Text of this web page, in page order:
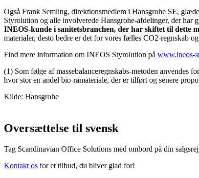
Også Frank Semling, direktionsmedlem i Hansgrohe SE,
Styrolution og alle involverede Hansgrohe-afdelinger, der
INEOS-kunde i sanitetsbranchen, der har skiftet til dette
materialer, desto bedre er det for vores fælles CO2-regnskab
Find mere information om INEOS Styrolution på www.ineos-
(1) Som følge af massebalanceregnskabs-metoden anvendes
hvor stor en andel bio-råmateriale, der er tilført og senere
Kilde: Hansgrohe
Oversættelse til svensk
Tag Scandinavian Office Solutions med ombord på din
Kontakt os for et tilbud, du bliver glad for!